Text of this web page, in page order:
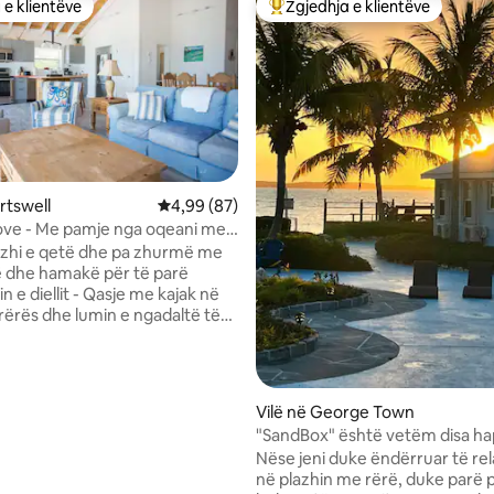
5, 54 vlerësime
klientëve
klientëve
Hartswell Vlerësimi mesatar 4,99 nga 5, 87 vlerësime
4,99 (87)
- Me pamje nga oqeani me
rërëe qetë dhe pa zhurmë me
dhe hamakë për të parë
e diellit - Qasje me kajak në
dhe lumin e ngadaltë të
Më të mirat e zgjedhjeve të
Zgjedhja e klientëve
Vilë në George Town
"SandBox" është vetëm disa
plazhit me rërë
Nëse jeni duke ëndërruar të
në plazhin me rërë, duke parë